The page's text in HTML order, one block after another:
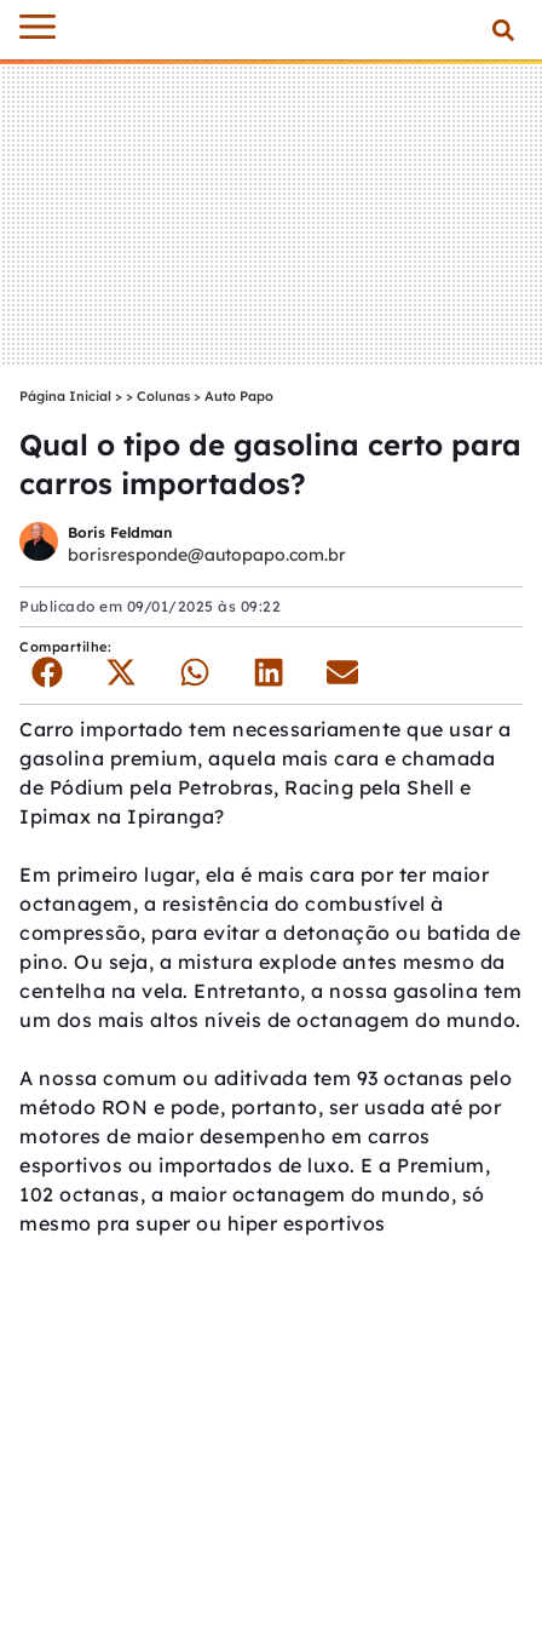
Página Inicial > Colunas > Auto Papo
Qual o tipo de gasolina certo para
carros importados?
Boris Feldman
borisresponde@autopapo.com.br
Publicado em 09/01/2025 às 09:22
Compartilhe:
Carro importado tem necessariamente que usar a
gasolina premium, aquela mais cara e chamada
de Pódium pela Petrobras, Racing pela Shell e
Ipimax na Ipiranga?
Em primeiro lugar, ela é mais cara por ter maior
octanagem, a resistência do combustível à
compressão, para evitar a detonação ou batida de
pino. Ou seja, a mistura explode antes mesmo da
centelha na vela. Entretanto, a nossa gasolina tem
um dos mais altos níveis de octanagem do mundo.
A nossa comum ou aditivada tem 93 octanas pelo
método RON e pode, portanto, ser usada até por
motores de maior desempenho em carros
esportivos ou importados de luxo. E a Premium,
102 octanas, a maior octanagem do mundo, só
mesmo pra super ou hiper esportivos